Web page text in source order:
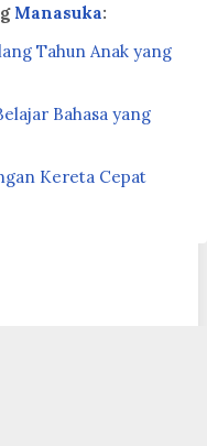
Manasuka:
Tahun Anak yang
Bahasa yang
Kereta Cepat